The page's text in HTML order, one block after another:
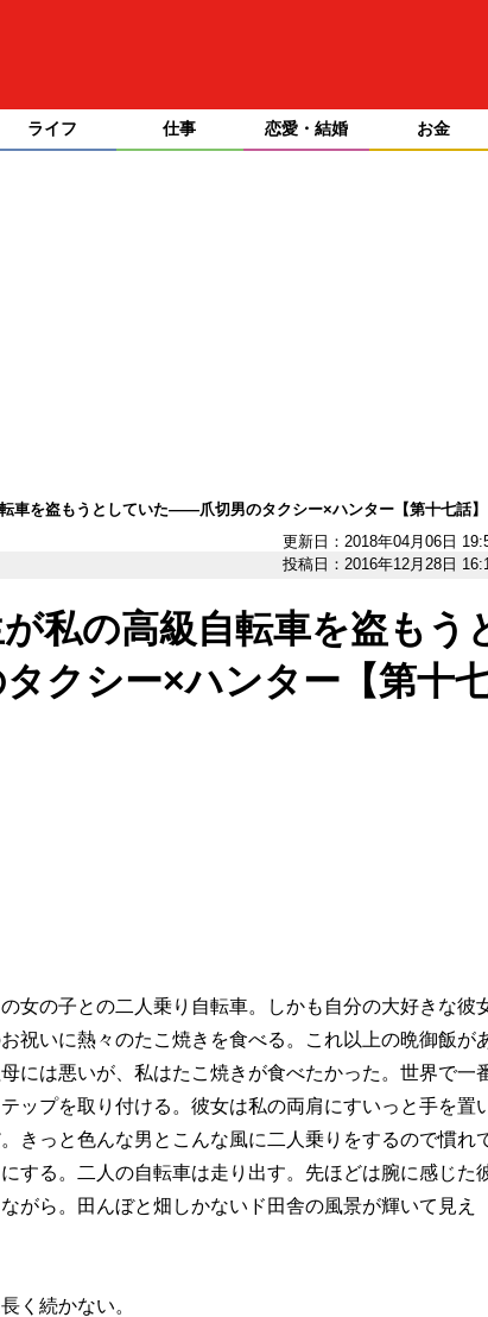
ライフ 仕事 恋愛・結婚 お金
車を盗もうとしていた――爪切男のタクシー×ハンター【第十七話】
更新日：2018年04月06日
投稿日：2016年12月28日
私の高級自転車を盗もう
クシー×ハンター【第十
女の子との二人乗り自転車。しかも自分の大好きな彼
祝いに熱々のたこ焼きを食べる。これ以上の晩御飯が
には悪いが、私はたこ焼きが食べたかった。世界で一
ップを取り付ける。彼女は私の両肩にすいっと手を置
きっと色んな男とこんな風に二人乗りをするので慣れ
する。二人の自転車は走り出す。先ほどは腕に感じた
がら。田んぼと畑しかないド田舎の風景が輝いて見え
く続かない。